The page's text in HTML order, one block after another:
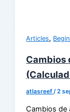
Articles,
Cambios
atlasreef /2
Cambios de